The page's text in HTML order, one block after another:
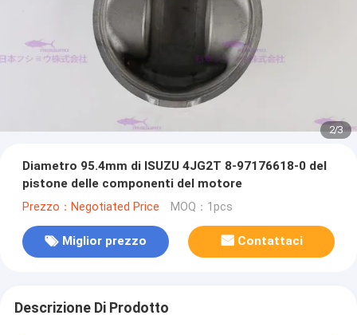
2/3
Diametro 95.4mm di ISUZU 4JG2T 8-97176618-0 del
pistone delle componenti del motore
Prezzo：Negotiated Price MOQ：1pcs
Miglior prezzo Contattaci
Descrizione Di Prodotto